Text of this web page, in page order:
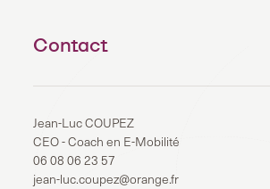
Contact
Jean-Luc COUPEZ
CEO - Coach en E-Mobilité
06 08 06 23 57
jean-luc.coupez@orange.fr